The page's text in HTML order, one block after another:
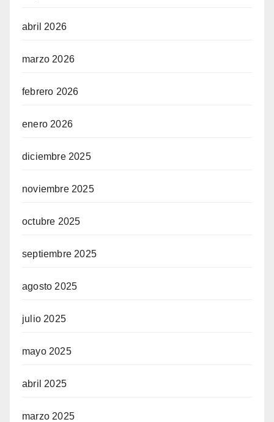
abril 2026
marzo 2026
febrero 2026
enero 2026
diciembre 2025
noviembre 2025
octubre 2025
septiembre 2025
agosto 2025
julio 2025
mayo 2025
abril 2025
marzo 2025